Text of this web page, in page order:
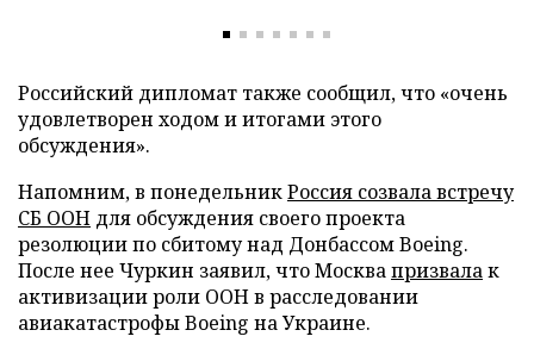
Российский дипломат также сообщил, что «очень
удовлетворен ходом и итогами этого
обсуждения».
Напомним, в понедельникРоссия созвала встречу
СБ ООН для обсуждения своего проекта
резолюции по сбитому над Донбассом Boeing.
После нее Чуркин заявил, что Москвапризвалак
активизации роли ООН в расследовании
авиакатастрофы Boeing на Украине.